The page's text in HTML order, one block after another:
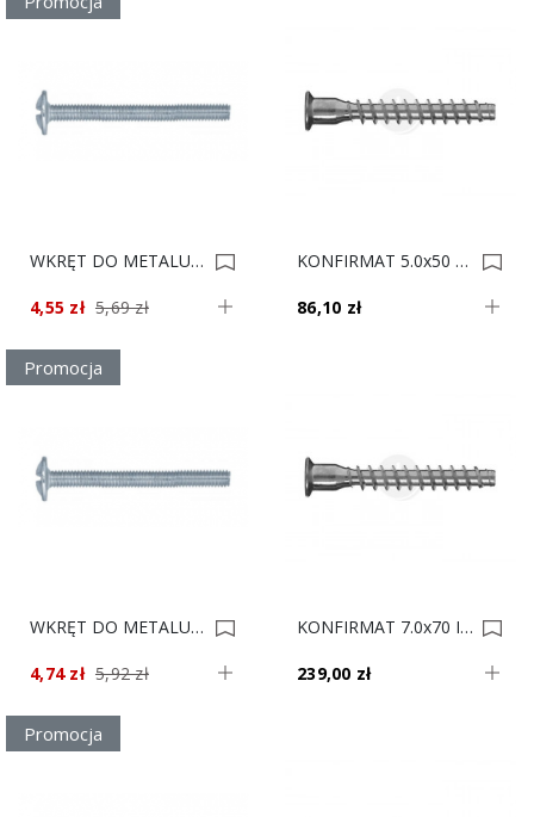
WKRĘT DO METALU 4x30 KOMBIB/H Op.100 0003919
4,55 zł 5,69 zł
KONFIRMAT 5.0x50 Op.1000 0003297
86,10 zł
Promocja
WKRĘT DO METALU 4x35 KOMBIB/H Op.100 0003169
4,74 zł 5,92 zł
KONFIRMAT 7.0x70 IB/GR Op.1000 0001849
239,00 zł
Promocja